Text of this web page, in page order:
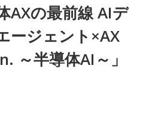
AXの最前線 AIデ
ージェント×AX
～半導体AI～」